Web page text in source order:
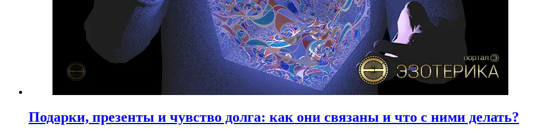
Подарки, презенты и чувство долга: как они связаны и что с ними делать?